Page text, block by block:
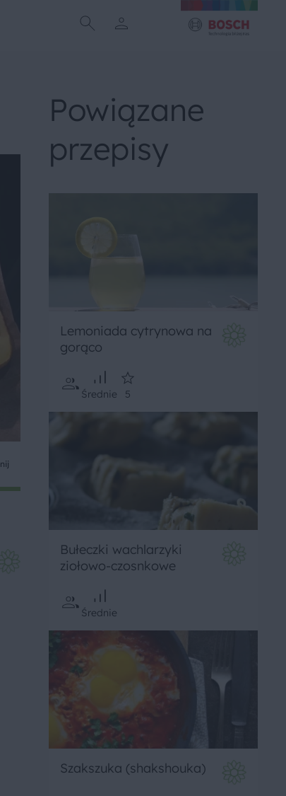
Powiązane
przepisy
Lemoniada cytrynowa na
gorąco
Średnie 5
Bułeczki wachlarzyki
ziołowo-czosnkowe
Średnie
Szakszuka (shakshouka)